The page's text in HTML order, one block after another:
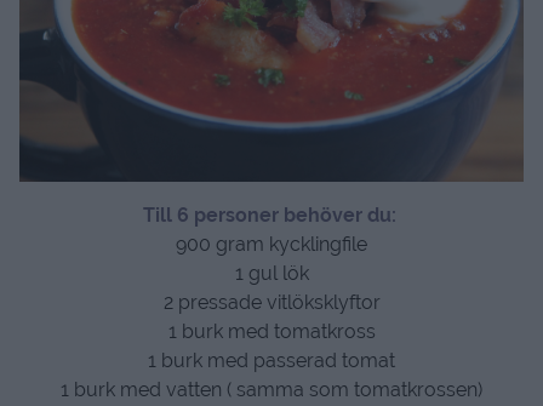
Till 6 personer behöver du:
900 gram kycklingfile
1 gul lök
2 pressade vitlöksklyftor
1 burk med tomatkross
1 burk med passerad tomat
1 burk med vatten ( samma som tomatkrossen)